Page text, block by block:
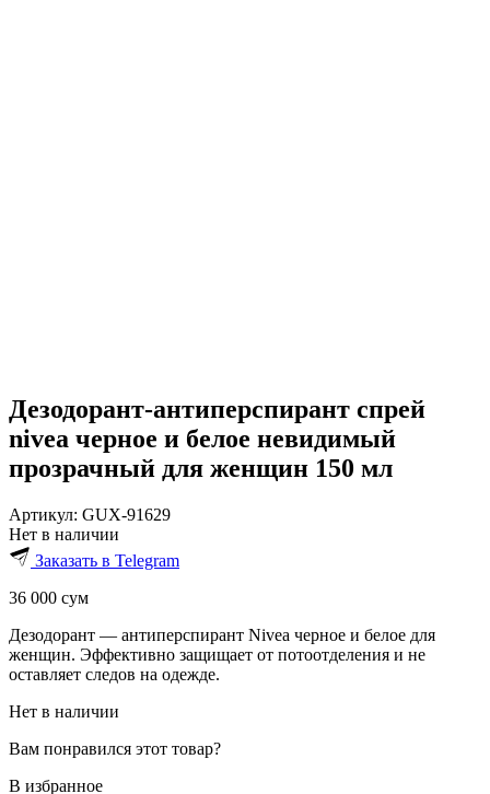
Дезодорант-антиперспирант спрей
nivea черное и белое невидимый
прозрачный для женщин 150 мл
Артикул: GUX-91629
Нет в наличии
Заказать в Telegram
36 000 сум
Дезодорант — антиперспирант Nivea черное и белое для
женщин. Эффективно защищает от потоотделения и не
оставляет следов на одежде.
Нет в наличии
Вам понравился этот товар?
В избранное